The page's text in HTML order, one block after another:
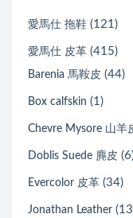
愛馬仕 拖鞋 (121)
愛馬仕 皮革 (415)
Barenia 馬鞍皮 (44)
Box calfskin (1)
Chevre Mysore 山羊
Doblis Suede 麂皮
Evercolor 皮革 (34)
Jonathan Leather